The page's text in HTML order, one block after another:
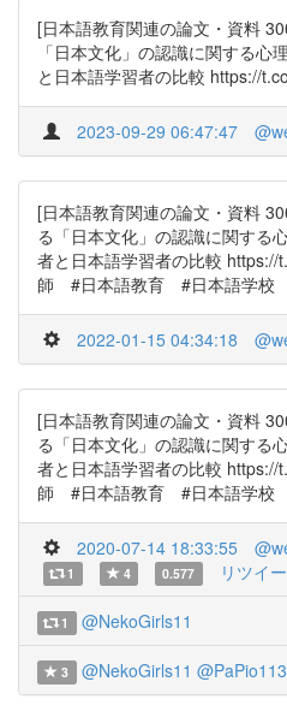
[日本語教育関連の論文・資料
「日本文化」の認識に関する心
と日本語学習者の比較 https://
2023-09-29 06:47:47
[日本語教育関連の論文・資料
る「日本文化」の認識に関する
者と日本語学習者の比較
師 #日本語教育 #日本語学校
2022-01-15 04:34:18
[日本語教育関連の論文・資料
る「日本文化」の認識に関する
者と日本語学習者の比較
師 #日本語教育 #日本語学校
2020-07-14 18:33:55
1 4 0.577 リツイ
1 @NekoGirls11
3 @NekoGirls11